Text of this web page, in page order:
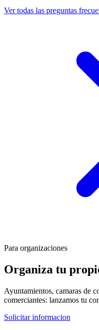
Ver todas las preguntas
Para organizaciones
Organiza tu
Ayuntamientos, camaras de
comerciantes: lanzamos tu
Solicitar informacion